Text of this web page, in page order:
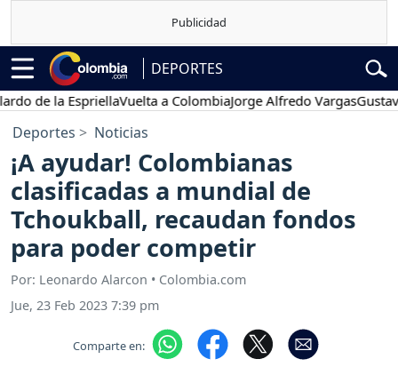
DEPORTES
la EspriellaVuelta a ColombiaJorge Alfredo VargasGustavo
Deportes Noticias
¡A ayudar! Colombianas
clasificadas a mundial de
Tchoukball, recaudan fondos
para poder competir
Por: Leonardo Alarcon • Colombia.com
Jue, 23 Feb 2023 7:39 pm
Comparte en: